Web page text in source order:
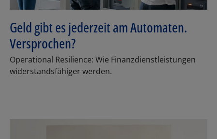
Geld gibt es jederzeit am Automaten.
Versprochen?
Operational Resilience: Wie Finanzdienstleistungen
widerstandsfähiger werden.